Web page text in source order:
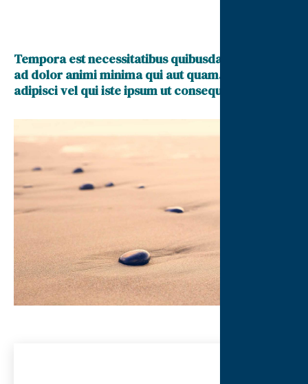
Tempora est necessitatibus quibusdam porro. Est
ad dolor animi minima qui aut quam. Architecto
adipisci vel qui iste ipsum ut consequatur